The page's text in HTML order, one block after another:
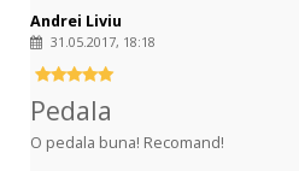
Andrei Liviu
31.05.2017, 18:18
Pedala
O pedala buna! Recomand!